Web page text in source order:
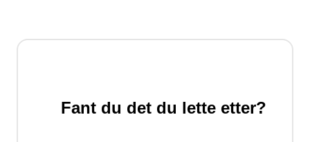
Fant du det du lette etter?